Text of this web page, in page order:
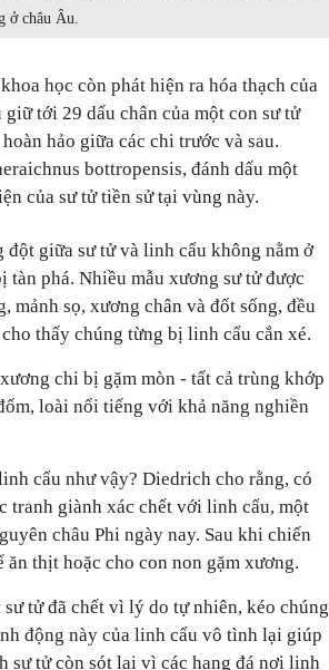
ở châu Âu.
học còn phát hiện ra hóa thạch của
tới 29 dấu chân của một con sư tử
hảo giữa các chi trước và sau.
bottropensis, đánh dấu một
của sư tử tiền sử tại vùng này.
giữa sư tử và linh cẩu không nằm ở
phá. Nhiều mẫu xương sư tử được
mảnh sọ, xương chân và đốt sống, đều
thấy chúng từng bị linh cẩu cắn xé.
chi bị gặm mòn - tất cả trùng khớp
loài nổi tiếng với khả năng nghiền
cẩu như vậy? Diedrich cho rằng, có
tranh giành xác chết với linh cẩu, một
châu Phi ngày nay. Sau khi chiến
thịt hoặc cho con non gặm xương.
tử đã chết vì lý do tự nhiên, kéo chúng
động này của linh cẩu vô tình lại giúp
sư tử còn sót lại vì các hang đá nơi linh